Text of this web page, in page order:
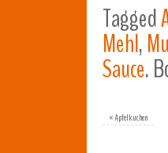
Tagged
Mehl,
Sauce.
«Apfelkuchen